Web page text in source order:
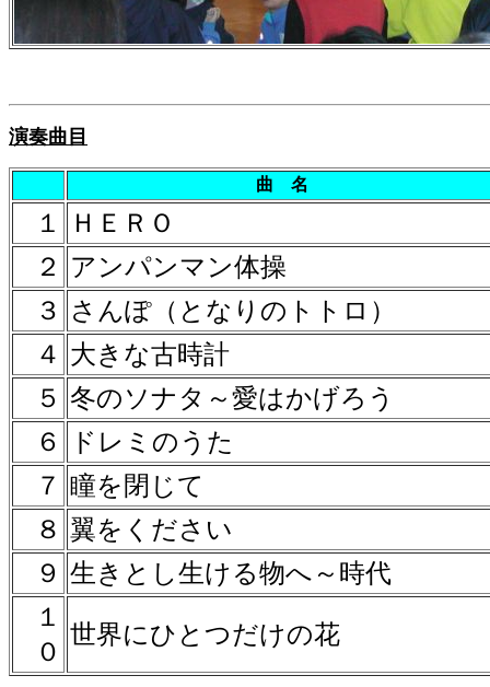
演奏曲目
曲 名
１
ＨＥＲＯ
２
アンパンマン体操
３
さんぽ（となりのトトロ）
４ 大きな古時計
５ 冬のソナタ～愛はかげろう
６
ドレミのうた
７ 瞳を閉じて
８ 翼をください
９ 生きとし生ける物へ～時代
１
０
世界にひとつだけの花